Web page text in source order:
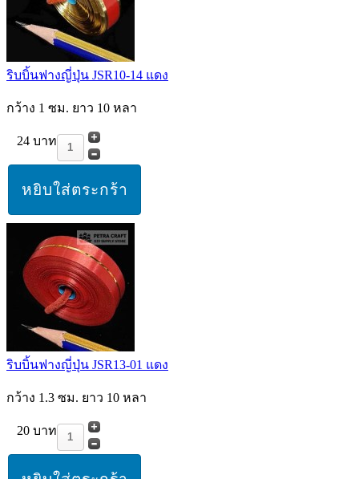
ริบบิ้นฟางญี่ปุ่น JSR10-14 แดง
กว้าง 1 ซม. ยาว 10 หลา
24 บาท
ริบบิ้นฟางญี่ปุ่น JSR13-01 แดง
กว้าง 1.3 ซม. ยาว 10 หลา
20 บาท